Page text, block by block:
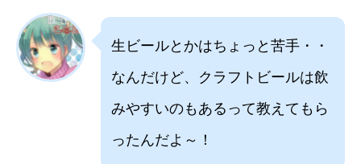
生ビールとかはちょっと苦手・・
なんだけど、クラフトビールは飲
みやすいのもあるって教えてもら
ったんだよ～！